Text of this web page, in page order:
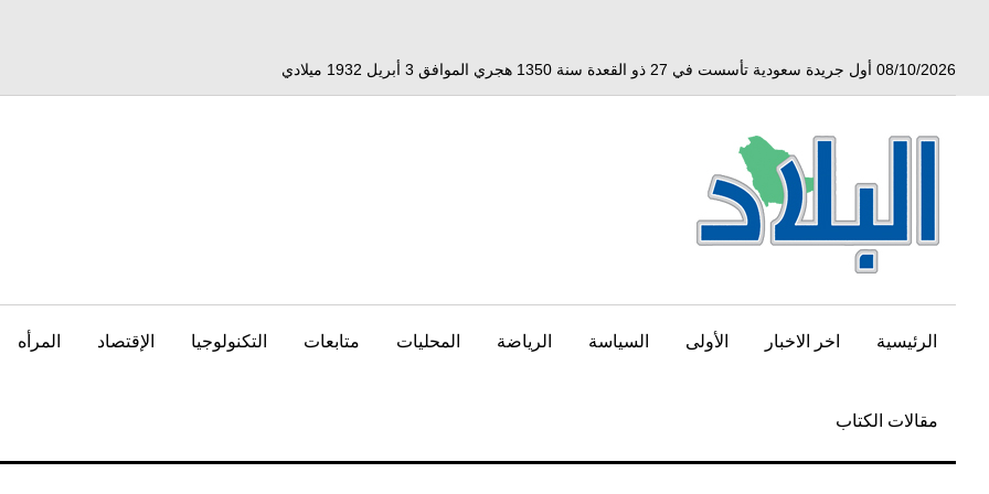
08/10/2026 أول جريدة سعودية تأسست في 27 ذو القعدة سنة 1350 هجري الموافق 3 أبريل 1932 ميلادي
الرئيسية اخر الاخبار الأولى السياسة الرياضة المحليات متابعات التكنولوجيا الإقتصاد المرأه
مقالات الكتاب